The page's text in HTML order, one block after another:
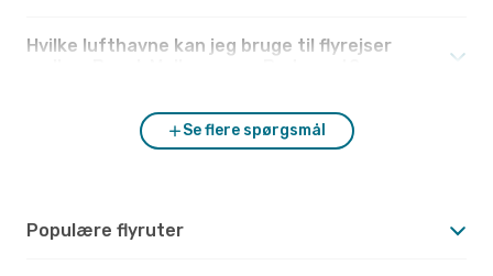
Hvilke lufthavne kan jeg bruge til flyrejser
Se flere spørgsmål
Populære flyruter